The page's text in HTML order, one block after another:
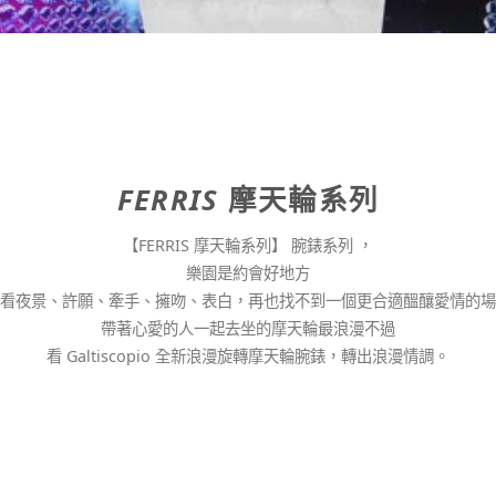
FERRIS 摩天輪系列
【FERRIS 摩天輪系列】 腕錶系列 ，
樂園是約會好地方
夜景、許願、牽手、擁吻、表白，再也找不到一個更合適醞釀愛情的
帶著心愛的人一起去坐的摩天輪最浪漫不過
看 Galtiscopio 全新浪漫旋轉摩天輪腕錶，轉出浪漫情調。